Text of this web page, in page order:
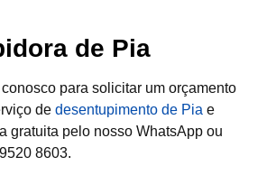
de Pia
para solicitar um orçamento
de desentupimento de Pia e
gratuita pelo nosso WhatsApp ou
8603.